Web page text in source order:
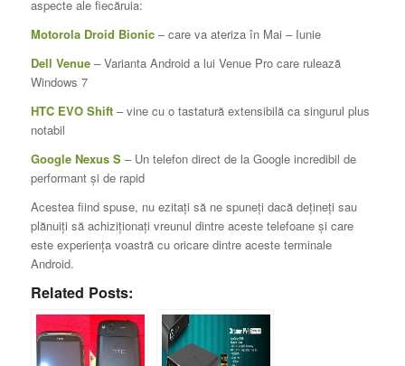
aspecte ale fiecăruia:
Motorola Droid Bionic– care va ateriza în Mai – Iunie
Dell Venue– Varianta Android a lui Venue Pro care rulează
Windows 7
HTC EVO Shift– vine cu o tastatură extensibilă ca singurul plus
notabil
Google Nexus S– Un telefon direct de la Google incredibil de
performant şi de rapid
Acestea fiind spuse, nu ezitaţi să ne spuneţi dacă deţineţi sau
plănuiţi să achiziţionaţi vreunul dintre aceste telefoane şi care
este experienţa voastră cu oricare dintre aceste terminale
Android.
Related Posts: